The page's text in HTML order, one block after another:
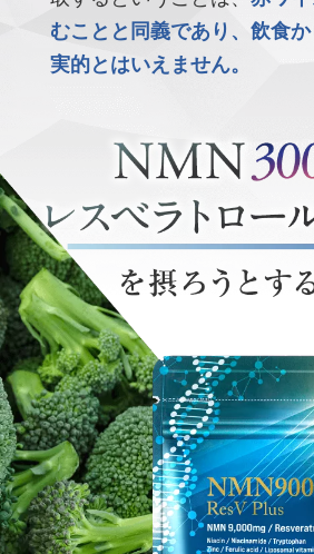
むことと同義であり、飲食
実的とはいえません。